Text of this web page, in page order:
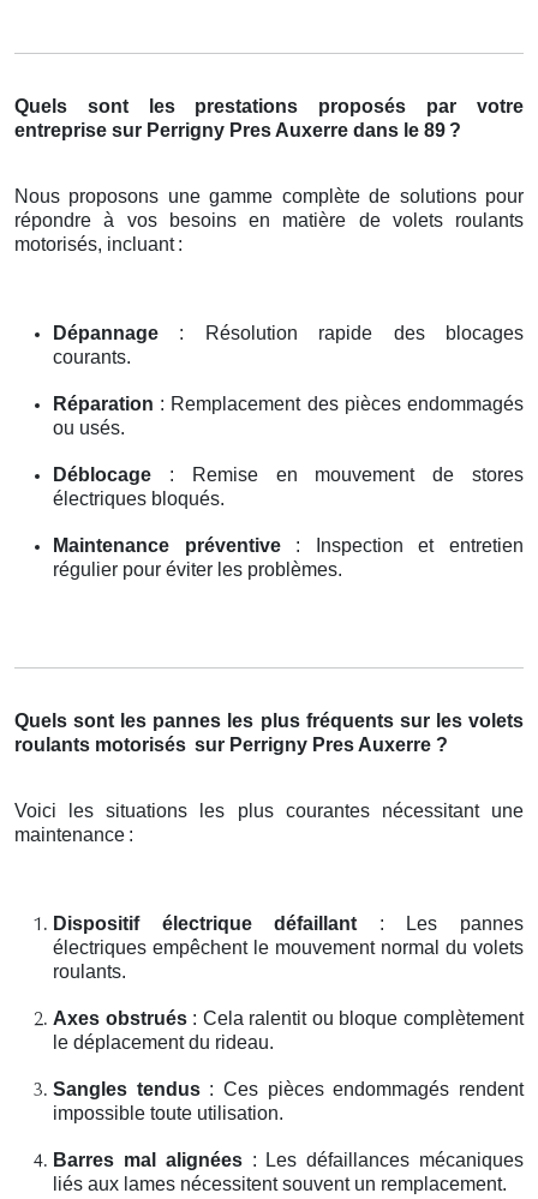
Quels sont les prestations proposés par votre
entreprise sur Perrigny Pres Auxerre dans le 89 ?
Nous proposons une gamme complète de solutions pour
répondre à vos besoins en matière de volets roulants
motorisés, incluant :
Dépannage : Résolution rapide des blocages
courants.
Réparation : Remplacement des pièces endommagés
ou usés.
Déblocage : Remise en mouvement de stores
électriques bloqués.
Maintenance préventive: Inspection et entretien
régulier pour éviter les problèmes.
Quels sont les pannes les plus fréquents sur les volets
roulants motorisés sur Perrigny Pres Auxerre ?
Voici les situations les plus courantes nécessitant une
maintenance :
Dispositif électrique défaillant: Les pannes
électriques empêchent le mouvement normal du volets
roulants.
Axes obstrués: Cela ralentit ou bloque complètement
le déplacement du rideau.
Sangles tendus: Ces pièces endommagés rendent
impossible toute utilisation.
Barres mal alignées: Les défaillances mécaniques
liés aux lames nécessitent souvent un remplacement.